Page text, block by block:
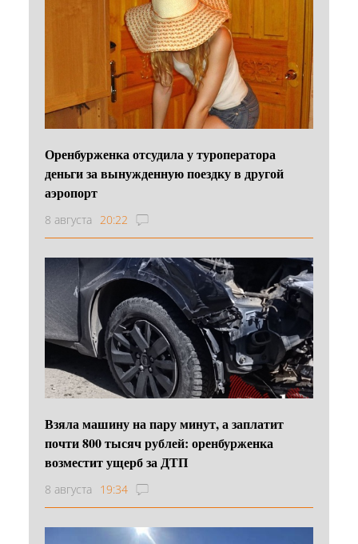
Оренбурженка отсудила у туроператора
деньги за вынужденную поездку в другой
аэропорт
8 августа 20:22
Взяла машину на пару минут, а заплатит
почти 800 тысяч рублей: оренбурженка
возместит ущерб за ДТП
8 августа 19:34